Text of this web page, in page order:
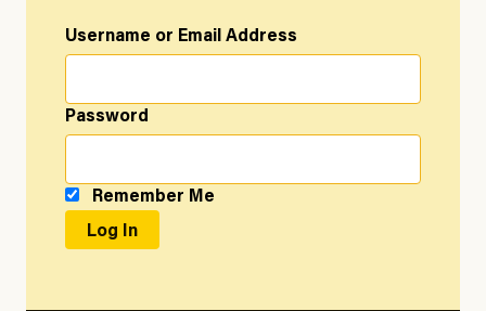
Username or Email Address
Password
Remember Me